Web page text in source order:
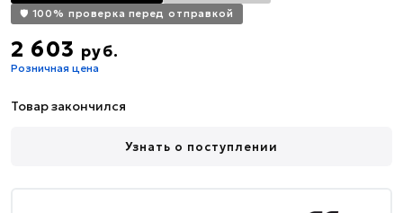
🛡️ 100% проверка перед отправкой
2 603 руб.
Розничная цена
Товар закончился
Узнать о поступлении